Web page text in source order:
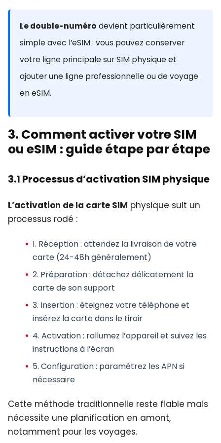
Le double-numéro devient particulièrement
simple avec l’eSIM : vous pouvez conserver
votre ligne principale sur SIM physique et
ajouter une ligne professionnelle ou de voyage
en eSIM.
3. Comment activer votre SIM
ou eSIM : guide étape par étape
3.1 Processus d’activation SIM physique
L’activation de la carte SIM physique suit un
processus rodé :
1. Réception: attendez la livraison de votre
carte (24-48h généralement)
2. Préparation: détachez délicatement la
carte de son support
3. Insertion: éteignez votre téléphone et
insérez la carte dans le tiroir
4. Activation: rallumez l’appareil et suivez les
instructions à l’écran
5. Configuration: paramétrez les APN si
nécessaire
Cette méthode traditionnelle reste fiable mais
nécessite une planification en amont,
notamment pour les voyages.